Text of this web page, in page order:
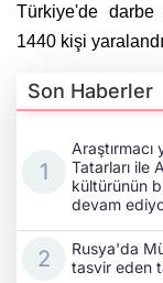
Türkiye'de darbe
1440 kişi
Son Haberler
Araştırmacı
Tatarları ile
kültürünün
devam
Rusya'da
tasvir eden